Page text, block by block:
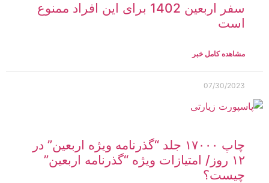
سفر اربعین 1402 برای این افراد ممنوع
است
مشاهده کامل خبر
07/30/2023
چاپ ۱۷۰۰۰ جلد “گذرنامه ویژه اربعین” در
۱۲ روز/ امتیازات ویژه “گذرنامه اربعین”
چیست؟